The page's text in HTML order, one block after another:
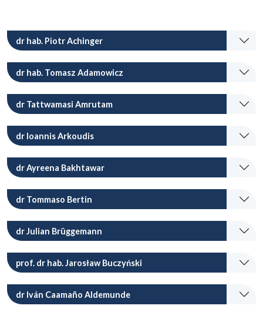
dr hab. Piotr Achinger
dr hab. Tomasz Adamowicz
dr Tattwamasi Amrutam
dr Ioannis Arkoudis
dr Ayreena Bakhtawar
dr Tommaso Bertin
dr Julian Brüggemann
prof. dr hab. Jarosław Buczyński
dr Iván Caamaño Aldemunde